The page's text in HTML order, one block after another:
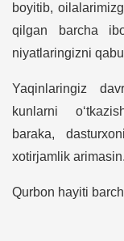
boyitib,
qilgan barcha
niyatlaringizni
Yaqinlaringiz
kunlarni
baraka,
xotirjamlik arimasin.
Qurbon hayiti